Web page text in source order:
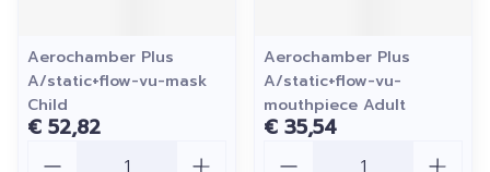
Aerochamber Plus
A/static+flow-vu-mask
Child
€ 52,82
Aerochamber Plus
A/static+flow-vu-
mouthpiece Adult
€ 35,54